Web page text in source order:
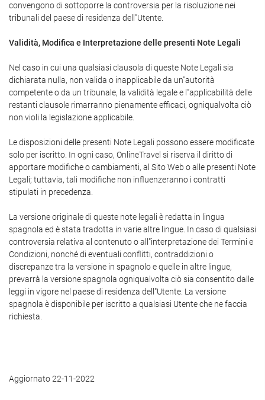
convengono di sottoporre la controversia per la risoluzione nei
tribunali del paese di residenza dell"Utente.
Validità, Modifica e Interpretazione delle presenti Note Legali
Nel caso in cui una qualsiasi clausola di queste Note Legali sia
dichiarata nulla, non valida o inapplicabile da un"autorità
competente o da un tribunale, la validità legale e l"applicabilità delle
restanti clausole rimarranno pienamente efficaci, ogniqualvolta ciò
non violi la legislazione applicabile.
Le disposizioni delle presenti Note Legali possono essere modificate
solo per iscritto. In ogni caso, OnlineTravel si riserva il diritto di
apportare modifiche o cambiamenti, al Sito Web o alle presenti Note
Legali; tuttavia, tali modifiche non influenzeranno i contratti
stipulati in precedenza.
La versione originale di queste note legali è redatta in lingua
spagnola ed è stata tradotta in varie altre lingue. In caso di qualsiasi
controversia relativa al contenuto o all"interpretazione dei Termini e
Condizioni, nonché di eventuali conflitti, contraddizioni o
discrepanze tra la versione in spagnolo e quelle in altre lingue,
prevarrà la versione spagnola ogniqualvolta ciò sia consentito dalle
leggi in vigore nel paese di residenza dell"Utente. La versione
spagnola è disponibile per iscritto a qualsiasi Utente che ne faccia
richiesta.
Aggiornato 22-11-2022